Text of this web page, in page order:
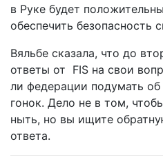
в Руке будет
обеспечить безопасность
Вяльбе сказала, что до
ответы от FIS на свои
ли федерации подумать
гонок. Дело не в том,
ныть, но вы ищите
ответа.